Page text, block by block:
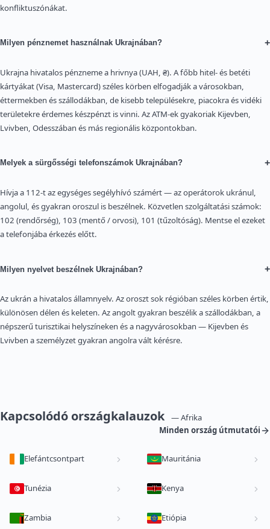
konfliktuszónákat.
Milyen pénznemet használnak Ukrajnában? +
Ukrajna hivatalos pénzneme a hrivnya (UAH, ₴). A főbb hitel- és betéti
kártyákat (Visa, Mastercard) széles körben elfogadják a városokban,
éttermekben és szállodákban, de kisebb településekre, piacokra és vidéki
területekre érdemes készpénzt is vinni. Az ATM-ek gyakoriak Kijevben,
Lvivben, Odesszában és más regionális központokban.
Melyek a sürgősségi telefonszámok Ukrajnában? +
Hívja a 112-t az egységes segélyhívó számért — az operátorok ukránul,
angolul, és gyakran oroszul is beszélnek. Közvetlen szolgáltatási számok:
102 (rendőrség), 103 (mentő / orvosi), 101 (tűzoltóság). Mentse el ezeket
a telefonjába érkezés előtt.
Milyen nyelvet beszélnek Ukrajnában? +
Az ukrán a hivatalos államnyelv. Az oroszt sok régióban széles körben értik,
különösen délen és keleten. Az angolt gyakran beszélik a szállodákban, a
népszerű turisztikai helyszíneken és a nagyvárosokban — Kijevben és
Lvivben a személyzet gyakran angolra vált kérésre.
Kapcsolódó országkalauzok
— Afrika
Minden ország útmutatói
Elefántcsontpart Mauritánia
Tunézia Kenya
Zambia Etiópia